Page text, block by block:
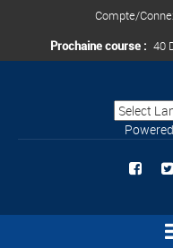
Compte/
Prochaine course : 40